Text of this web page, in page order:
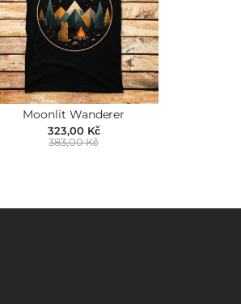
Moonlit Wanderer
323,00 Kč
383,00 Kč